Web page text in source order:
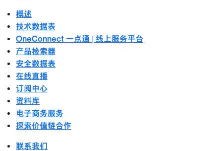
概述
技术数据表
OneConnect 一点通 | 线上服务平台
产品检索器
安全数据表
在线直播
订阅中心
资料库
电子商务服务
探索价值链合作
联系我们